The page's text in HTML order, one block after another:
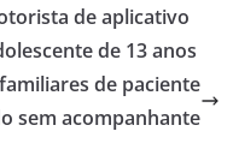
de aplicativo
de 13 anos
de paciente
sem acompanhante